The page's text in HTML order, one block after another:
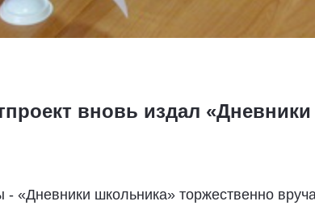
вновь издал
«Дневники школьника» торжественно